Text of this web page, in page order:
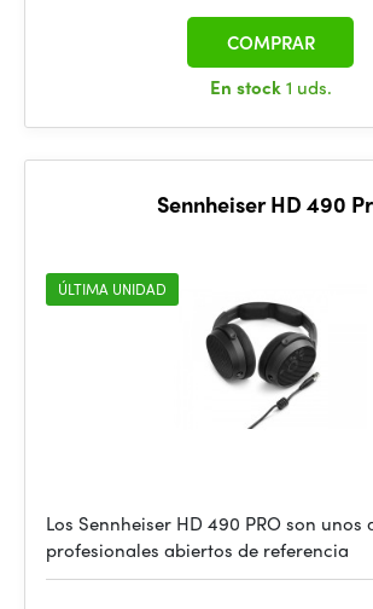
En stock1 uds.
COMPRAR
Sennheiser HD 490
ÚLTIMA UNIDAD
Los Sennheiser HD 490 PRO son unos
profesionales abiertos de referencia